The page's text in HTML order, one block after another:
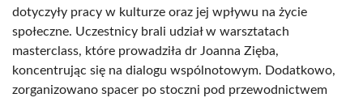
dotyczyły pracy w kulturze oraz jej wpływu na życie
społeczne. Uczestnicy brali udział w warsztatach
masterclass, które prowadziła dr Joanna Zięba,
koncentrując się na dialogu wspólnotowym. Dodatkowo,
zorganizowano spacer po stoczni pod przewodnictwem